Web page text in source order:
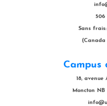
506
Sans frais:
(Canada
Campus
18, avenue
Moncton NB